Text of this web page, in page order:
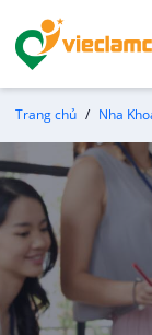
Trang chủ Nha